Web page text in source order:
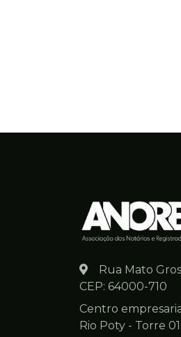
Rua Mato
CEP: 64000-710
Centro
Rio Poty - Torre